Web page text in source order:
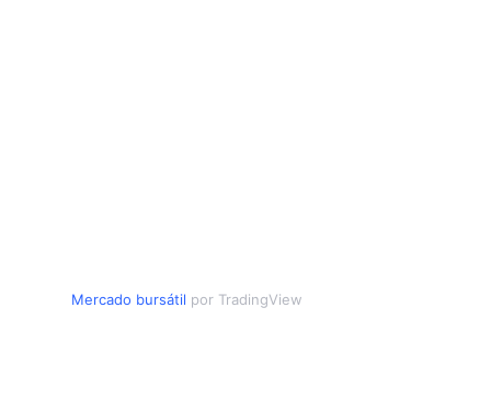
Mercado bursátil por TradingView